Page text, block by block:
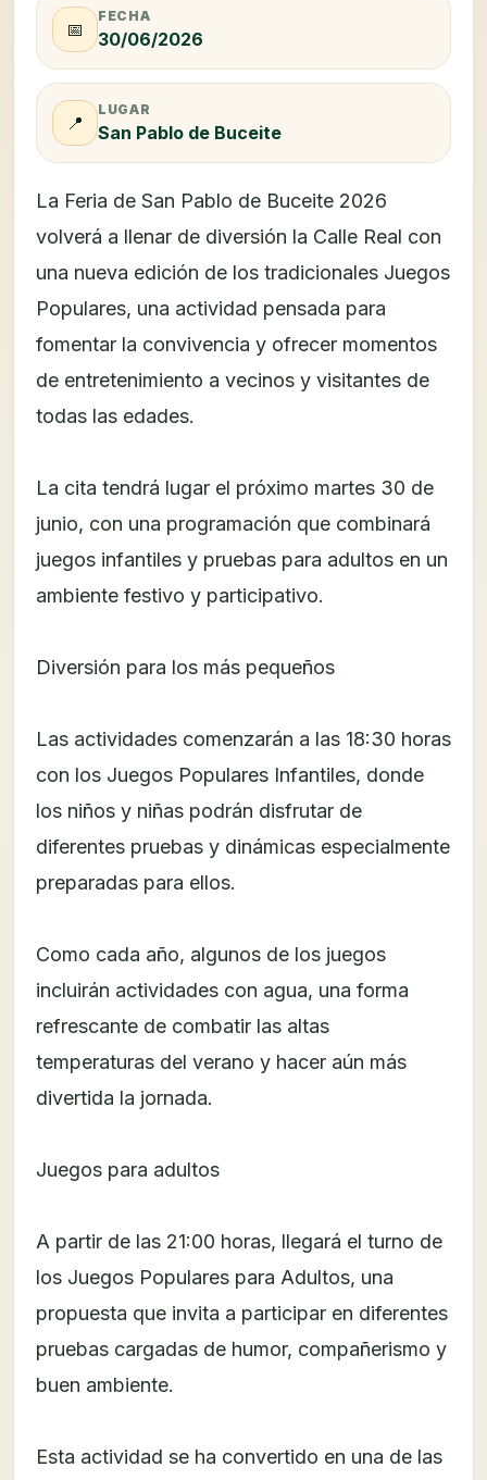
📅
FECHA
30/06/2026
📍
LUGAR
San Pablo de Buceite
La Feria de San Pablo de Buceite 2026
volverá a llenar de diversión la Calle Real con
una nueva edición de los tradicionales Juegos
Populares, una actividad pensada para
fomentar la convivencia y ofrecer momentos
de entretenimiento a vecinos y visitantes de
todas las edades.
La cita tendrá lugar el próximo martes 30 de
junio, con una programación que combinará
juegos infantiles y pruebas para adultos en un
ambiente festivo y participativo.
Diversión para los más pequeños
Las actividades comenzarán a las 18:30 horas
con los Juegos Populares Infantiles, donde
los niños y niñas podrán disfrutar de
diferentes pruebas y dinámicas especialmente
preparadas para ellos.
Como cada año, algunos de los juegos
incluirán actividades con agua, una forma
refrescante de combatir las altas
temperaturas del verano y hacer aún más
divertida la jornada.
Juegos para adultos
A partir de las 21:00 horas, llegará el turno de
los Juegos Populares para Adultos, una
propuesta que invita a participar en diferentes
pruebas cargadas de humor, compañerismo y
buen ambiente.
Esta actividad se ha convertido en una de las